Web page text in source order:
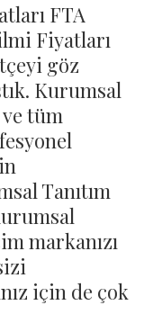
FTA
Fiyatları
göz
Kurumsal
tüm
Tanıtım
markanızı
için de çok